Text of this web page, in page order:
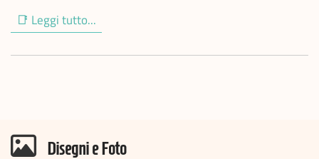
📑 Leggi tutto...
Disegni e Foto